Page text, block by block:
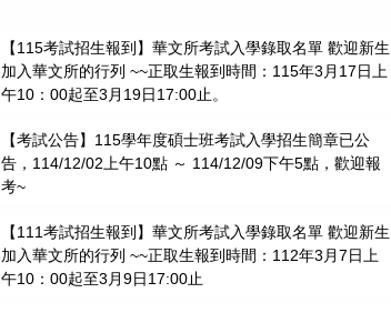
【115考試招生報到】華文所考試入學錄取名單 歡迎新生
加入華文所的行列 ~~正取生報到時間：115年3月17日上
午10：00起至3月19日17:00止。
【考試公告】115學年度碩士班考試入學招生簡章已公
告，114/12/02上午10點 ～ 114/12/09下午5點，歡迎報
考~
【111考試招生報到】華文所考試入學錄取名單 歡迎新生
加入華文所的行列 ~~正取生報到時間：112年3月7日上
午10：00起至3月9日17:00止